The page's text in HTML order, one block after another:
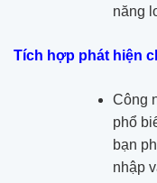
năng
Tích hợp phát hiện
Công
phổ
bạn
nhập